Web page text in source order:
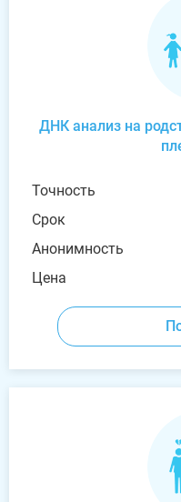
ДНК анализ на
Точность
Срок
Анонимность
Цена